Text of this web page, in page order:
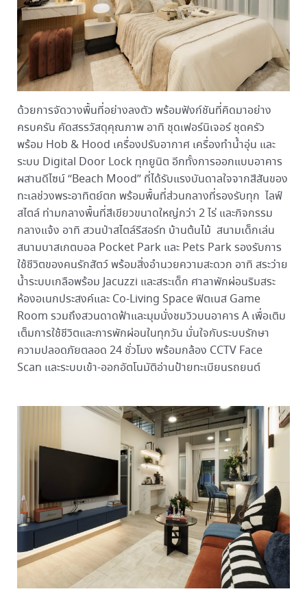
ด้วยการจัดวางพื้นที่อย่างลงตัว พร้อมฟังก์ชันที่คิดมาอย่าง
ครบครัน คัดสรรวัสดุคุณภาพ อาทิ ชุดเฟอร์นิเจอร์ ชุดครัว
พร้อม Hob & Hood เครื่องปรับอากาศ เครื่องทำน้ำอุ่น และ
ระบบ Digital Door Lock ทุกยูนิต อีกทั้งการออกแบบอาคาร
ผสานดีไซน์ “Beach Mood” ที่ได้รับแรงบันดาลใจจากสีสันของ
ทะเลช่วงพระอาทิตย์ตก พร้อมพื้นที่ส่วนกลางที่รองรับทุก ไลฟ์
สไตล์ ท่ามกลางพื้นที่สีเขียวขนาดใหญ่กว่า 2 ไร่ และกิจกรรม
กลางแจ้ง อาทิ สวนป่าสไตล์รีสอร์ท บ้านต้นไม้ สนามเด็กเล่น
สนามบาสเกตบอล Pocket Park และ Pets Park รองรับการ
ใช้ชีวิตของคนรักสัตว์ พร้อมสิ่งอำนวยความสะดวก อาทิ สระว่าย
น้ำระบบเกลือพร้อม Jacuzzi และสระเด็ก ศาลาพักผ่อนริมสระ
ห้องอเนกประสงค์และ Co-Living Space ฟิตเนส Game
Room รวมถึงสวนดาดฟ้าและมุมนั่งชมวิวบนอาคาร A เพื่อเติม
เต็มการใช้ชีวิตและการพักผ่อนในทุกวัน มั่นใจกับระบบรักษา
ความปลอดภัยตลอด 24 ชั่วโมง พร้อมกล้อง CCTV Face
Scan และระบบเข้า-ออกอัตโนมัติอ่านป้ายทะเบียนรถยนต์